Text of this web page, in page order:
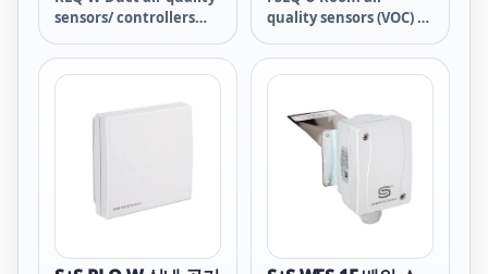
sensors/ controllers
quality sensors (VOC) or